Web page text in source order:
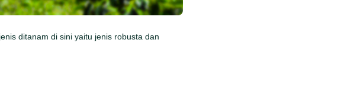
ditanam di sini yaitu jenis robusta dan